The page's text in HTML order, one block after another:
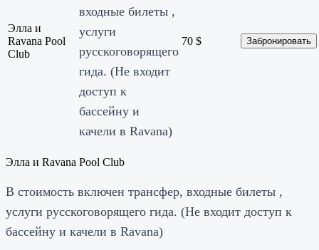
Элла и
Ravana Pool
Club
входные билеты ,
услуги
русскоговорящего
гида. (Не входит
доступ к
бассейну и
качели в Ravana)
70 $ Забронировать
Элла и Ravana Pool Club
В стоимость включен трансфер, входные билеты ,
услуги русскоговорящего гида. (Не входит доступ к
бассейну и качели в Ravana)